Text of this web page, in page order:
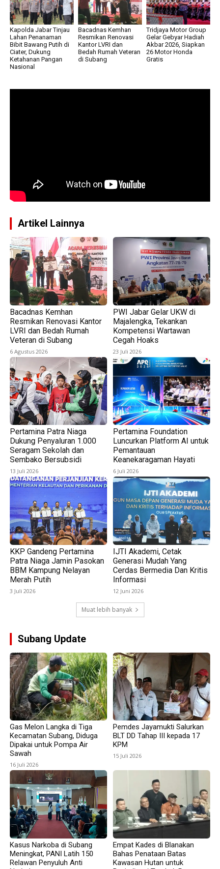
Kapolda Jabar Tinjau
Lahan Penanaman
Bibit Bawang Putih di
Ciater, Dukung
Ketahanan Pangan
Nasional
Bacadnas Kemhan
Resmikan Renovasi
Kantor LVRI dan
Bedah Rumah Veteran
di Subang
Tridjaya Motor Group
Gelar Gebyar Hadiah
Akbar 2026, Siapkan
26 Motor Honda
Gratis
Artikel Lainnya
Bacadnas Kemhan
Resmikan Renovasi Kantor
LVRI dan Bedah Rumah
Veteran di Subang
6 Agustus 2026
PWI Jabar Gelar UKW di
Majalengka, Tekankan
Kompetensi Wartawan
Cegah Hoaks
23 Juli 2026
Pertamina Patra Niaga
Dukung Penyaluran 1.000
Seragam Sekolah dan
Sembako Bersubsidi
13 Juli 2026
Pertamina Foundation
Luncurkan Platform AI untuk
Pemantauan
Keanekaragaman Hayati
6 Juli 2026
KKP Gandeng Pertamina
Patra Niaga Jamin Pasokan
BBM Kampung Nelayan
Merah Putih
3 Juli 2026
IJTI Akademi, Cetak
Generasi Mudah Yang
Cerdas Bermedia Dan Kritis
Informasi
12 Juni 2026
Muat lebih banyak
Subang Update
Gas Melon Langka di Tiga
Kecamatan Subang, Diduga
Dipakai untuk Pompa Air
Sawah
16 Juli 2026
Pemdes Jayamukti Salurkan
BLT DD Tahap III kepada 17
KPM
15 Juli 2026
Kasus Narkoba di Subang
Meningkat, PANI Latih 150
Relawan Penyuluh Anti
Empat Kades di Blanakan
Bahas Penataan Batas
Kawasan Hutan untuk